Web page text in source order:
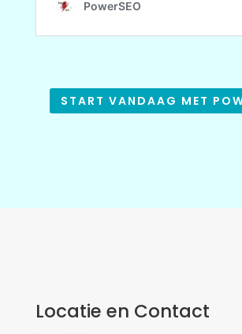
START VANDAAG MET
Locatie en Contact